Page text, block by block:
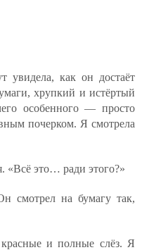
как он достаёт
хрупкий и истёртый
особенного — просто
почерком. Я смотрела
«Всё это… ради этого?»
смотрел на бумагу так,
и полные слёз. Я